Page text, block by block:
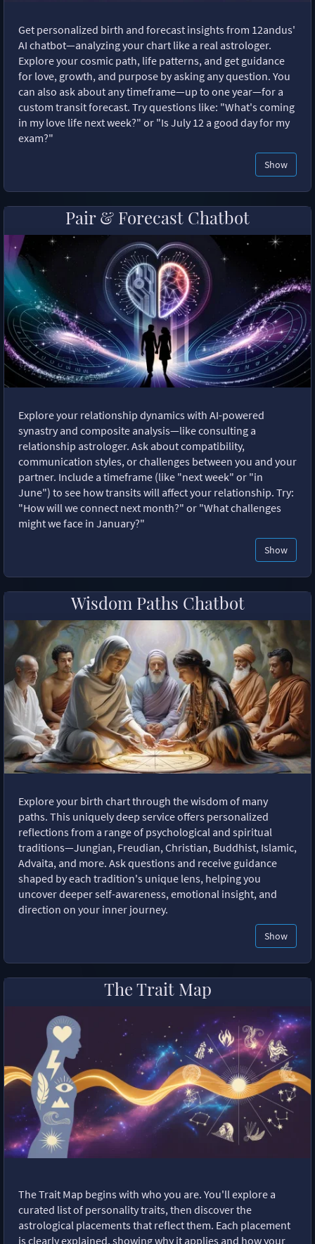
Get personalized birth and forecast insights from 12andus'
AI chatbot—analyzing your chart like a real astrologer.
Explore your cosmic path, life patterns, and get guidance
for love, growth, and purpose by asking any question. You
can also ask about any timeframe—up to one year—for a
custom transit forecast. Try questions like: "What's coming
in my love life next week?" or "Is July 12 a good day for my
exam?"
Show
Pair & Forecast Chatbot
Explore your relationship dynamics with AI-powered
synastry and composite analysis—like consulting a
relationship astrologer. Ask about compatibility,
communication styles, or challenges between you and your
partner. Include a timeframe (like "next week" or "in
June") to see how transits will affect your relationship. Try:
"How will we connect next month?" or "What challenges
might we face in January?"
Show
Wisdom Paths Chatbot
Explore your birth chart through the wisdom of many
paths. This uniquely deep service offers personalized
reflections from a range of psychological and spiritual
traditions—Jungian, Freudian, Christian, Buddhist, Islamic,
Advaita, and more. Ask questions and receive guidance
shaped by each tradition's unique lens, helping you
uncover deeper self-awareness, emotional insight, and
direction on your inner journey.
Show
The Trait Map
The Trait Map begins with who you are. You'll explore a
curated list of personality traits, then discover the
astrological placements that reflect them. Each placement
is clearly explained, showing why it applies and how your